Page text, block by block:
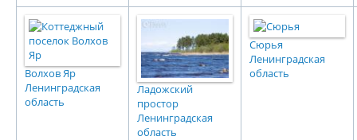
Волхов Яр
Ленинградская
область
Ладожский
простор
Ленинградская
область
Сюрья
Ленинградская
область